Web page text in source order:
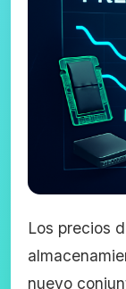
Los precios
nuevo